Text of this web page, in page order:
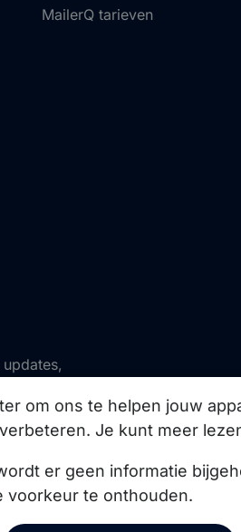
MailerQ tarieven
© 2026 Copernica B.V.
om ons te helpen jouw
Je kunt meer
er geen informatie
voorkeur te onthouden.